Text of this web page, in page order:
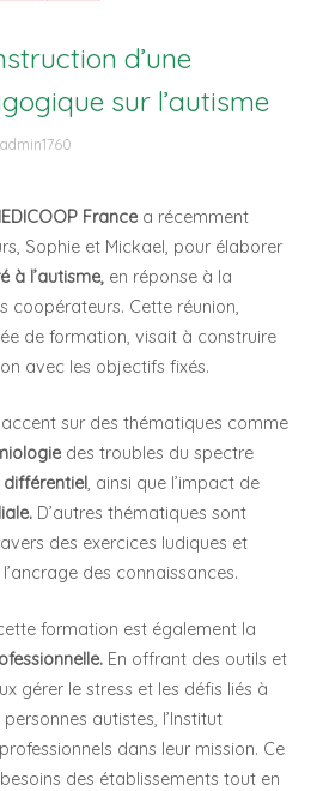
d’une
sur l’autisme
admin1760
France a récemment
Sophie et Mickael, pour élaborer
à l’autisme, en réponse à la
coopérateurs. Cette réunion,
de formation, visait à construire
avec les objectifs fixés.
sur des thématiques comme
des troubles du spectre
, ainsi que l’impact de
D’autres thématiques sont
des exercices ludiques et
des connaissances.
formation est également la
En offrant des outils et
gérer le stress et les défis liés à
autistes, l’Institut
dans leur mission. Ce
des établissements tout en